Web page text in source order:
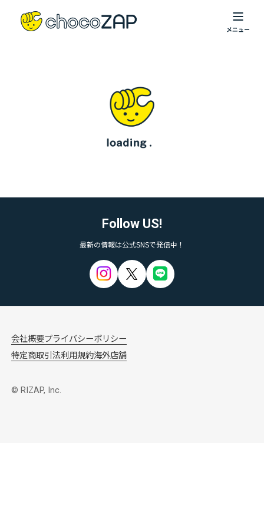
Follow US!
最新の情報は公式SNSで発信中！
会社概要プライバシーポリシー
特定商取引法利用規約海外店舗
© RIZAP, Inc.